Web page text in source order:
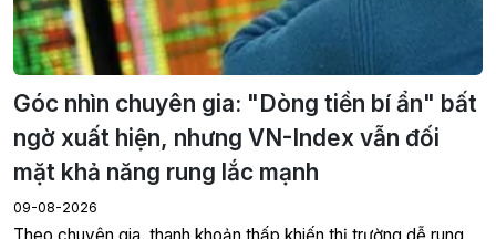
Góc nhìn chuyên gia: "Dòng tiền bí ẩn" bất
ngờ xuất hiện, nhưng VN-Index vẫn đối
mặt khả năng rung lắc mạnh
09-08-2026
Theo chuyên gia, thanh khoản thấp khiến thị trường dễ rung